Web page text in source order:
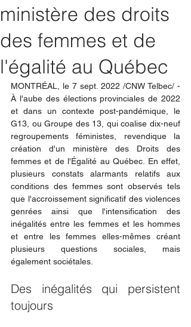
ministère des droits
des femmes et de
l'égalité au Québec
MONTRÉAL, le 7 sept. 2022 /CNW Telbec/ -
À l'aube des élections provinciales de 2022
et dans un contexte post-pandémique, le
G13, ou Groupe des 13, qui coalise dix-neuf
regroupements féministes, revendique la
création d'un ministère des Droits des
femmes et de l'Égalité au Québec. En effet,
plusieurs constats alarmants relatifs aux
conditions des femmes sont observés tels
que l'accroissement significatif des violences
genrées ainsi que l'intensification des
inégalités entre les femmes et les hommes
et entre les femmes elles-mêmes créant
plusieurs questions sociales, mais
également sociétales.
Des inégalités qui persistent
toujours